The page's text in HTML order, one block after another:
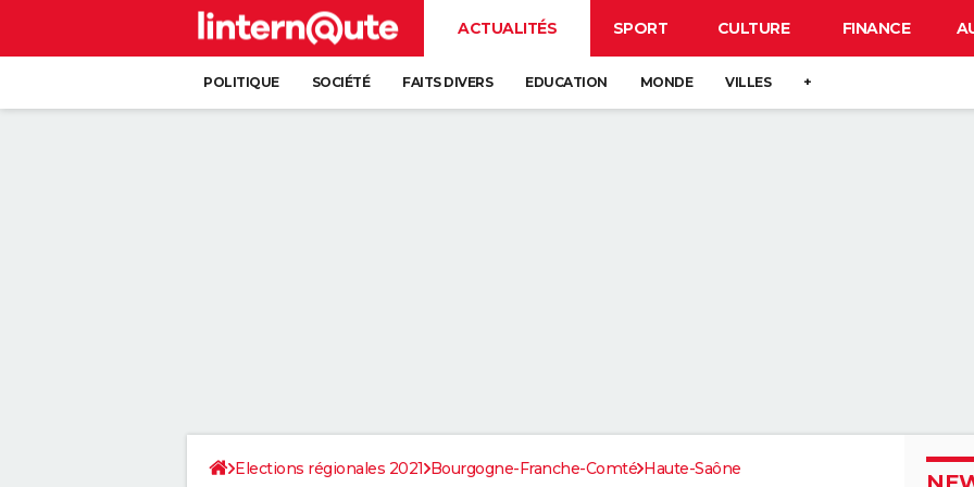
ACTUALITÉS SPORT CULTURE FINANCE
POLITIQUE SOCIÉTÉ FAITS DIVERS EDUCATION MONDE VILLES +
Elections régionales 2021 Bourgogne-Franche-Comté Haute-Saône